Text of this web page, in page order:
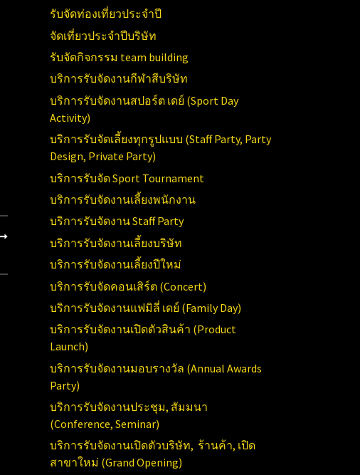
รับจัดท่องเที่ยวประจำปี
จัดเที่ยวประจำปีบริษัท
รับจัดกิจกรรม team building
บริการรับจัดงานกีฬาสีบริษัท
บริการรับจัดงานสปอร์ต เดย์ (Sport Day
Activity)
บริการรับจัดเลี้ยงทุกรูปแบบ (Staff Party, Party
Design, Private Party)
บริการรับจัดSport Tournament
บริการรับจัดงานเลี้ยงพนักงาน
บริการรับจัดงานStaff Party
บริการรับจัดงานเลี้ยงบริษัท
บริการรับจัดงานเลี้ยงปีใหม่
บริการรับจัดคอนเสิร์ต (Concert)
บริการรับจัดงานแฟมิลี่ เดย์ (Family Day)
บริการรับจัดงานเปิดตัวสินค้า (Product
Launch)
บริการรับจัดงานมอบรางวัล (Annual Awards
Party)
บริการรับจัดงานประชุม, สัมมนา
(Conference, Seminar)
บริการรับจัดงานเปิดตัวบริษัท, ร้านค้า, เปิด
สาขาใหม่ (Grand Opening)